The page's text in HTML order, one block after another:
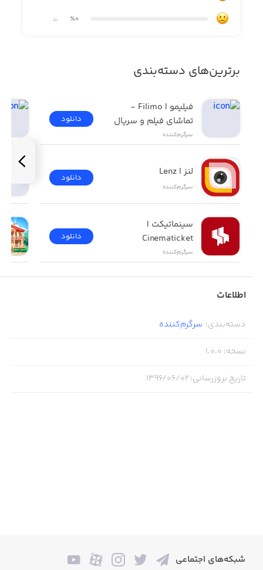
Champions
· موارد بیشتر
٪0 بد
برترین‌های دسته‌بندی
تماشای فیلم و سریال
سرگرم‌کننده
دانلود
لنز | Lenz
سرگرم‌کننده
دانلود
Cinematicket
سرگرم‌کننده
دانلود
اطلاعات
دسته‌بندی: سرگرم‌کننده
نسخه:
1.0.0
تاریخ بروزرسانی:۱۳۹۶/۰۶/۰۲
شبکه‌های اجتماعی